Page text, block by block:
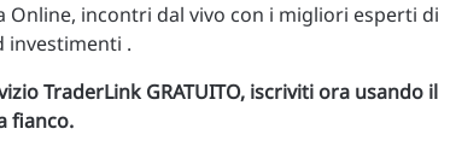
Online, incontri dal vivo con i migliori esperti di
investimenti .
TraderLink GRATUITO, iscriviti ora usando il
fianco.